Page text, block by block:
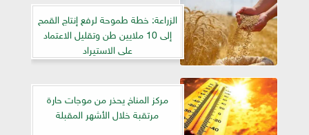
الزراعة: خطة طموحة لرفع إنتاج القمح
إلى 10 ملايين طن وتقليل الاعتماد
على الاستيراد
مركز المناخ يحذر من موجات حارة
مرتقبة خلال الأشهر المقبلة